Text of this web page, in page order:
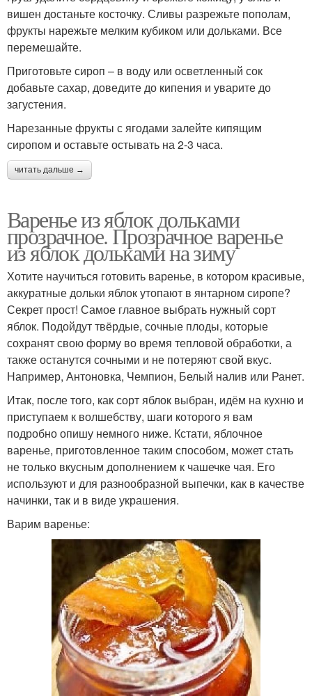
вишен достаньте косточку. Сливы разрежьте пополам,
фрукты нарежьте мелким кубиком или дольками. Все
перемешайте.
Приготовьте сироп – в воду или осветленный сок
добавьте сахар, доведите до кипения и уварите до
загустения.
Нарезанные фрукты с ягодами залейте кипящим
сиропом и оставьте остывать на 2-3 часа.
читать дальше →
Варенье из яблок дольками
прозрачное. Прозрачное варенье
из яблок дольками на зиму
Хотите научиться готовить варенье, в котором красивые,
аккуратные дольки яблок утопают в янтарном сиропе?
Секрет прост! Самое главное выбрать нужный сорт
яблок. Подойдут твёрдые, сочные плоды, которые
сохранят свою форму во время тепловой обработки, а
также останутся сочными и не потеряют свой вкус.
Например, Антоновка, Чемпион, Белый налив или Ранет.
Итак, после того, как сорт яблок выбран, идём на кухню и
приступаем к волшебству, шаги которого я вам
подробно опишу немного ниже. Кстати, яблочное
варенье, приготовленное таким способом, может стать
не только вкусным дополнением к чашечке чая. Его
используют и для разнообразной выпечки, как в качестве
начинки, так и в виде украшения.
Варим варенье: